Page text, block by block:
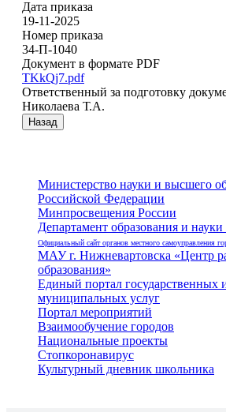
Дата приказа
19-11-2025
Номер приказа
34-П-1040
Документ в формате PDF
TKkQj7.pdf
Ответственный за подготовку
Николаева Т.А.
Назад
Министерство науки и высшего
Российской Федерации
Минпросвещения России
Департамент образования и
Официальный сайт органов местного самоуправления
МАУ г. Нижневартовска «Центр
образования»
Единый портал государственных
муниципальных услуг
Портал мероприятий
Взаимообучение городов
Национальные проекты
Стопкоронавирус
Культурный дневник школьника